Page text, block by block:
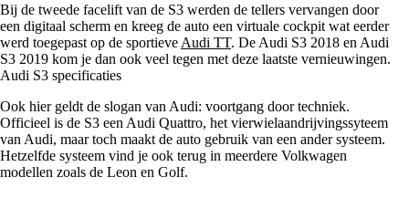
Bij de tweede facelift van de S3 werden de tellers vervangen door
een digitaal scherm en kreeg de auto een virtuale cockpit wat eerder
werd toegepast op de sportieve Audi TT. De Audi S3 2018 en Audi
S3 2019 kom je dan ook veel tegen met deze laatste vernieuwingen.
Audi S3 specificaties
Ook hier geldt de slogan van Audi: voortgang door techniek.
Officieel is de S3 een Audi Quattro, het vierwielaandrijvingssyteem
van Audi, maar toch maakt de auto gebruik van een ander systeem.
Hetzelfde systeem vind je ook terug in meerdere Volkwagen
modellen zoals de Leon en Golf.